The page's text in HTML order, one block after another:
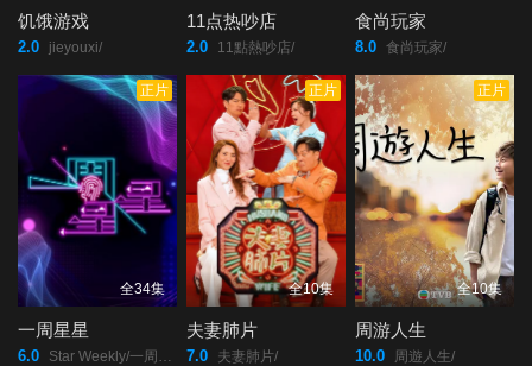
期
第20220221期 第20220222期 第20220223期
第20220224期 第20220225期 第20220228(微女人)
期
第20220228期 第20220301期 第20220302期
第20220303期 第20220304期 第20220307(微女人)
饥饿游戏
2.0 jieyouxi/
11点热吵店
2.0 11點熱吵店/
食尚玩家
8.0 食尚玩家/
正片
全34集
一周星星
6.0 Star Weekly/一周星星/
正片
全10集
夫妻肺片
7.0 夫妻肺片/
正片
全10集
周游人生
10.0 周遊人生/